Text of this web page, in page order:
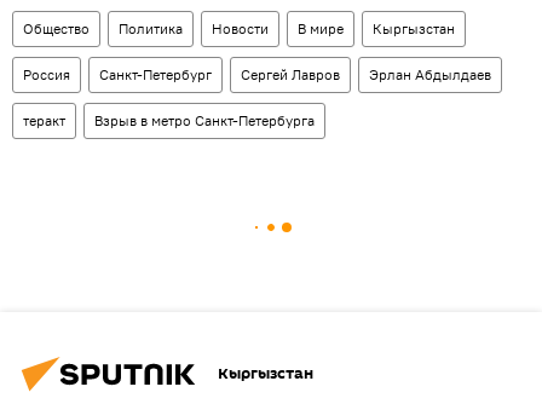
Общество Политика Новости В мире Кыргызстан
Россия Санкт-Петербург Сергей Лавров Эрлан Абдылдаев
теракт Взрыв в метро Санкт-Петербурга
Кыргызстан